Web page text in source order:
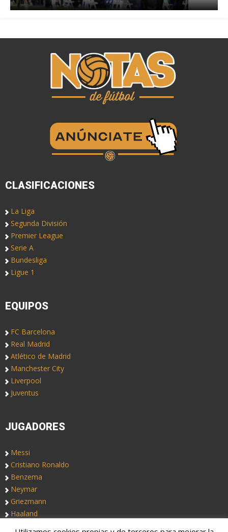
CLASIFICACIONES
La Liga
Segunda División
Premier League
Serie A
Bundesliga
Ligue 1
EQUIPOS
FC Barcelona
Real Madrid
Atlético de Madrid
Manchester City
Liverpool
Juventus
JUGADORES
Messi
Cristiano Ronaldo
Benzema
Neymar
Griezmann
Haaland